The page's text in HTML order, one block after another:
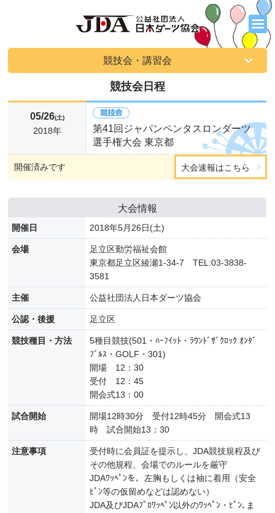
競技会・講習会
競技会日程
05/26(土)
2018年
第41回ジャパンペンタスロンダーツ
選手権大会 東京都
開催済みです 大会速報はこちら
大会情報
開催日 2018年5月26日(土)
会場
足立区勤労福祉会館
東京都足立区綾瀬1-34-7 TEL:03-3838-
3581
主催 公益社団法人日本ダーツ協会
公認・後援 足立区
競技種目・方法
5種目競技(501・ﾊｰﾌｲｯﾄ・ﾗｳﾝﾄﾞｻﾞｸﾛｯｸ ｵﾝﾀﾞ
ﾌﾞﾙｽ・GOLF・301)
開場 12：30
受付 12：45
開会式13：00
試合開始
開場12時30分 受付12時45分 開会式13
時 試合開始13：30
注意事項
受付時に会員証を提示し、JDA競技規程及び
その他規程、会場でのルールを厳守
JDAﾜｯﾍﾟﾝを、左胸もしくは袖に着用（安全
ﾋﾟﾝ等の仮留めなどは認めない）
JDA及びJDAﾌﾟﾛﾜｯﾍﾟﾝ以外のﾜｯﾍﾟﾝ・ﾋﾟﾝ､ま